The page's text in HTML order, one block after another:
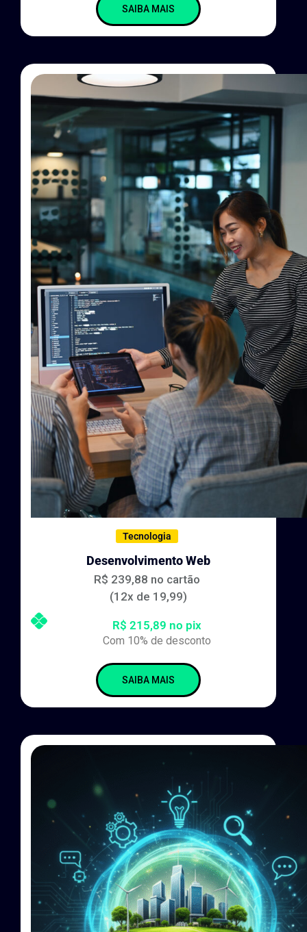
SAIBA MAIS
Tecnologia
Desenvolvimento Web
R$ 239,88 no cartão
(12x de 19,99)
R$ 215,89 no pix
Com 10% de desconto
SAIBA MAIS